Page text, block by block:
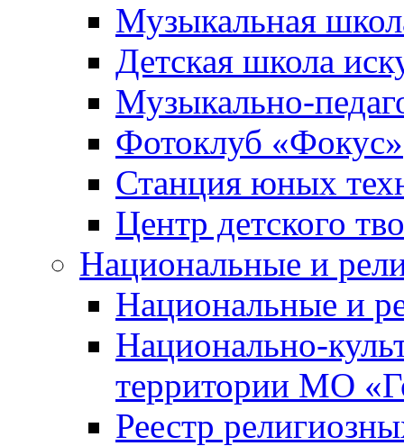
Музыкальная
Детская школа
Музыкально-
Фотоклуб «Фокус»
Станция юных
Центр детского
Национальные и
Национальные и
Национально-
территории МО
Реестр